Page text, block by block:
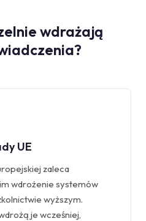
wdrażają
UE
zaleca
wdrożenie systemów
wyższym.
je wcześniej,